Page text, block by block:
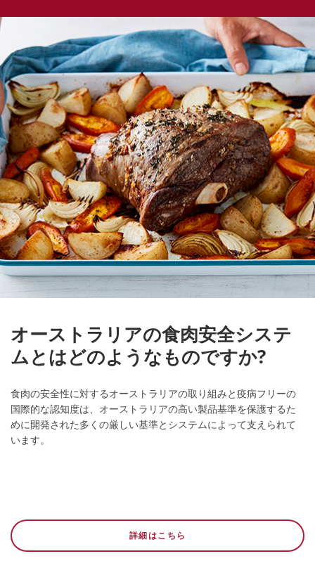
オーストラリアの食肉安全システ
ムとはどのようなものですか?
食肉の安全性に対するオーストラリアの取り組みと疫病フリーの
国際的な認知度は、オーストラリアの高い製品基準を保護するた
めに開発された多くの厳しい基準とシステムによって支えられて
います。
詳細はこちら